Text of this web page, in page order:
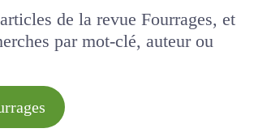
de la revue Fourrages, et
par mot-clé, auteur ou